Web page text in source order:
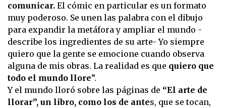
comunicar. El cómic en particular es un formato
muy poderoso. Se unen las palabra con el dibujo
para expandir la metáfora y ampliar el mundo -
describe los ingredientes de su arte- Yo siempre
quiero que la gente se emocione cuando observa
alguna de mis obras. La realidad es que quiero que
todo el mundo llore”.
Y el mundo lloró sobre las páginas de “El arte de
llorar”, un libro, como los de antes, que se tocan,